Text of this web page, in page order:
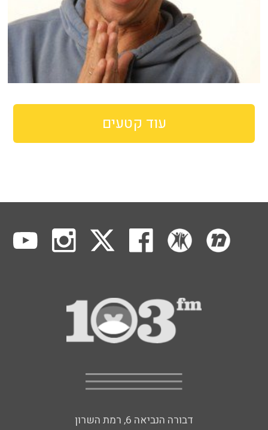
עוד קטעים
דבורה הנביאה 6, רמת השרון